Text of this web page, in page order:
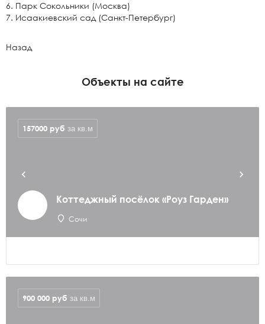
6. Парк Сокольники (Москва)
7. Исаакиевский сад (Санкт-Петербург)
Назад
Объекты на сайте
Коттеджный посёлок «Роуз Гарден»
Сочи
157000 руб за кв.м
900 000 руб за кв.м